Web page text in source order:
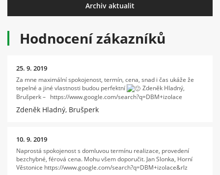
Archiv aktualit
Hodnocení zákazníků
25. 9. 2019
Za mne maximální spokojenost, termín, cena, snad i čas ukáže že
tepelné a jiné vlastnosti budou perfektní
Zdeněk Hladný,
Brušperk – https://www.google.com/search?q=DBM+izolace
Zdeněk Hladný, Brušperk
10. 9. 2019
Naprostá spokojenost s domluvou termínu realizace, provedení
bezchybné, férová cena. Mohu všem doporučit. Jan Slonka, Horní
Věstonice https://www.google.com/search?q=DBM+izolace&rlz